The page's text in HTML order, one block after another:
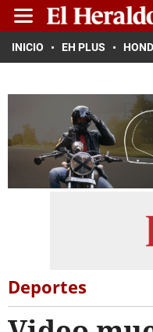
INICIO EH PLUS
Deportes